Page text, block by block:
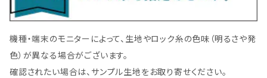
機種・端末のモニターによって、生地やロック糸の色味（明るさや発
色）が異なる場合がございます。
確認されたい場合は、サンプル生地をお取り寄せください。